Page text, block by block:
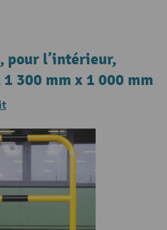
pour l’intérieur,
300 mm x 1 000 mm